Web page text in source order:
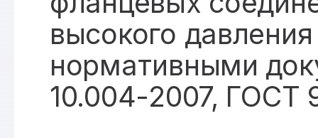
высокого
нормативными
10.004-2007, ГОСТ